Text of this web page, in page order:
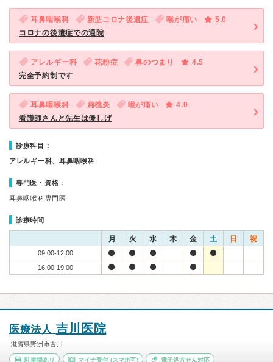
耳鼻咽喉科 新型コロナ後遺症 喉が痛い
5.0
コロナの後遺症での通院
アレルギー科 花粉症 鼻のつまり
4.5
完全予約制です
耳鼻咽喉科 扁桃炎 喉が痛い
4.0
看護師さんと先生は優しげ
診療科目：
アレルギー科、耳鼻咽喉科
専門医・資格：
耳鼻咽喉科専門医
診療時間
月 火 水 木 金 土 日 祝
09:00-12:00
16:00-19:00
医療法人 吉川医院
滋賀県野洲市吉川
駐車場あり マイナ受付(スマホ可) 電子処方せん対応